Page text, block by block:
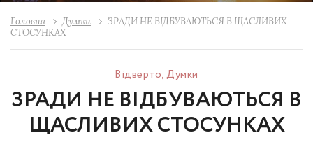
Головна Думки
ЗРАДИ НЕ ВІДБУВАЮТЬСЯ В ЩАСЛИВИХ
СТОСУНКАХ
Відвертo,Думки
ЗРАДИ НЕ ВІДБУВАЮТЬСЯ В
ЩАСЛИВИХ СТОСУНКАХ